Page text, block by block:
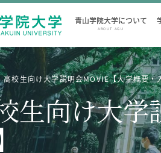
青山学院大学について
ABOUT AGU
高校生向け大学説明会MOVIE【大学概要・
生向け大